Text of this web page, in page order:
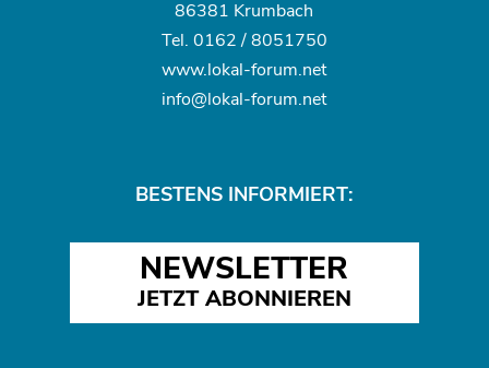
86381 Krumbach
Tel. 0162 / 8051750
www.lokal-forum.net
info@lokal-forum.net
BESTENS INFORMIERT:
NEWSLETTER
JETZT ABONNIEREN